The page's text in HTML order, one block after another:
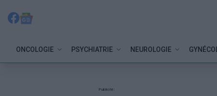
ONCOLOGIE PSYCHIATRIE NEUROLOGIE
Publicité: